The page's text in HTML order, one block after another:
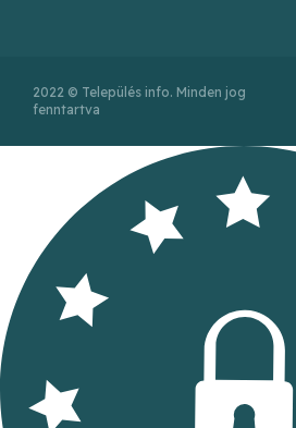
2022 © Település info. Minden jog
fenntartva